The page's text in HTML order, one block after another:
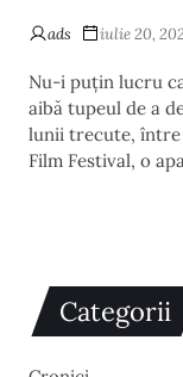
ads iulie 20,
Nu-i puțin lucru
aibă tupeul de a
lunii trecute, între
Film Festival, o
Categorii